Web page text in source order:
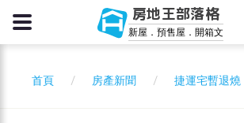
房地王部落格
新屋．預售屋．開箱文
首頁 房產新聞 捷運宅暫退